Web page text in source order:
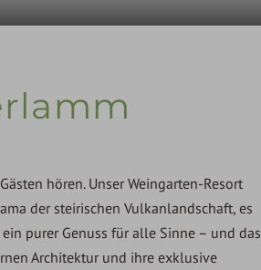
hören. Unser Weingarten-Resort
der steirischen Vulkanlandschaft, es
purer Genuss für alle Sinne – und das
Architektur und ihre exklusive